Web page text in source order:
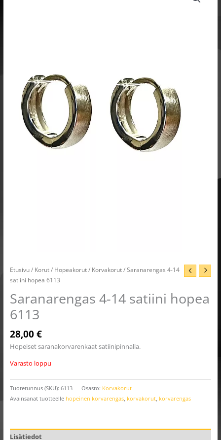
Etusivu/ Korut/ Hopeakorut/ Korvakorut/ Saranarengas 4-14
satiini hopea 6113
Saranarengas 4-14 satiini hopea
6113
28,00€
Hopeiset saranakorvarenkaat satiinipinnalla.
Varasto loppu
Tuotetunnus (SKU): 6113 Osasto: Korvakorut
Avainsanat tuotteelle hopeinen korvarengas, korvakorut, korvarengas
Lisätiedot